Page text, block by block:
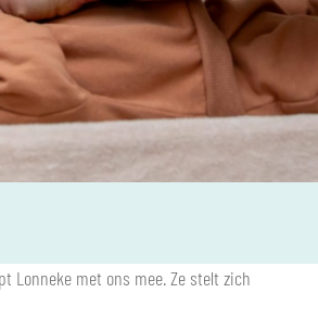
Lonneke met ons mee. Ze stelt zich